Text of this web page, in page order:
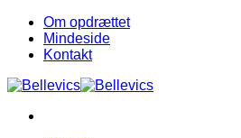
Fortsæt
indhold
Om opdrættet
Mindeside
Kontakt